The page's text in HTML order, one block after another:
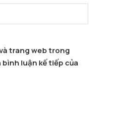
trang web trong
luận kế tiếp của